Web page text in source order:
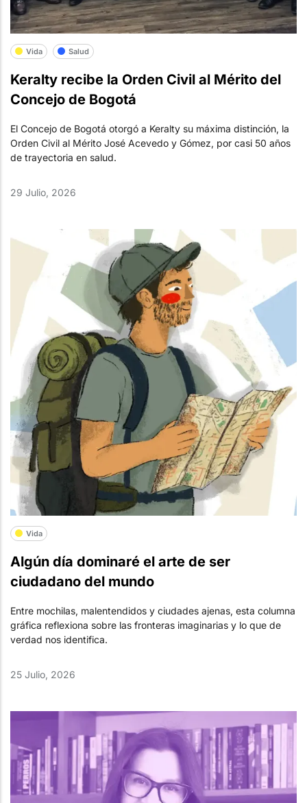
Vida Salud
Keralty recibe la Orden Civil al Mérito del
Concejo de Bogotá
El Concejo de Bogotá otorgó a Keralty su máxima distinción, la
Orden Civil al Mérito José Acevedo y Gómez, por casi 50 años
de trayectoria en salud.
29 Julio, 2026
Vida
Algún día dominaré el arte de ser
ciudadano del mundo
Entre mochilas, malentendidos y ciudades ajenas, esta columna
gráfica reflexiona sobre las fronteras imaginarias y lo que de
verdad nos identifica.
25 Julio, 2026